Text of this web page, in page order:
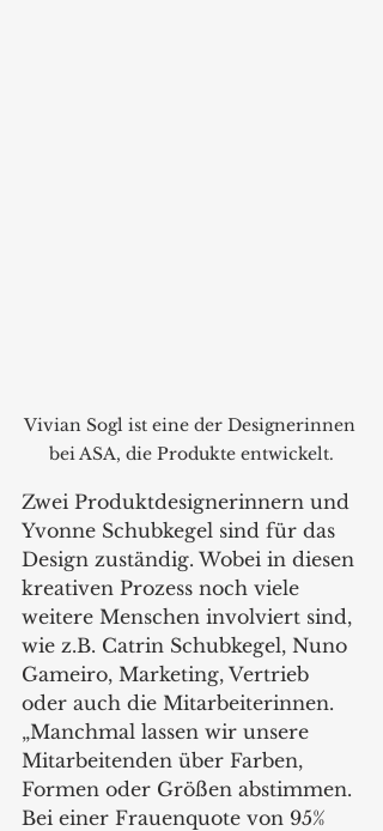
Vivian Sogl ist eine der Designerinnen
bei ASA, die Produkte entwickelt.
Zwei Produktdesignerinnern und
Yvonne Schubkegel sind für das
Design zuständig. Wobei in diesen
kreativen Prozess noch viele
weitere Menschen involviert sind,
wie z.B. Catrin Schubkegel, Nuno
Gameiro, Marketing, Vertrieb
oder auch die Mitarbeiterinnen.
„Manchmal lassen wir unsere
Mitarbeitenden über Farben,
Formen oder Größen abstimmen.
Bei einer Frauenquote von 95%